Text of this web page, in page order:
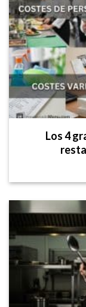
Los 4